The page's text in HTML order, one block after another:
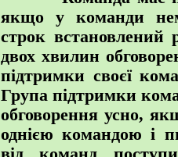
якщо у команди
строк встановлений
двох хвилин
підтримки своєї
Група підтримки
обговорення усно,
однією командою і